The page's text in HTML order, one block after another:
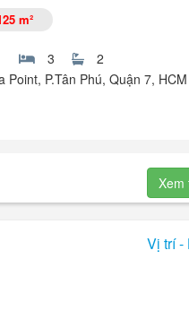
hồng đầy đủ.
m²
3
2
Point, P.Tân Phú, Quận 7, HCM
ban công Đông Bắc. Vị trí
không cần suy nghĩ nhiều,Xem
Vị trí -